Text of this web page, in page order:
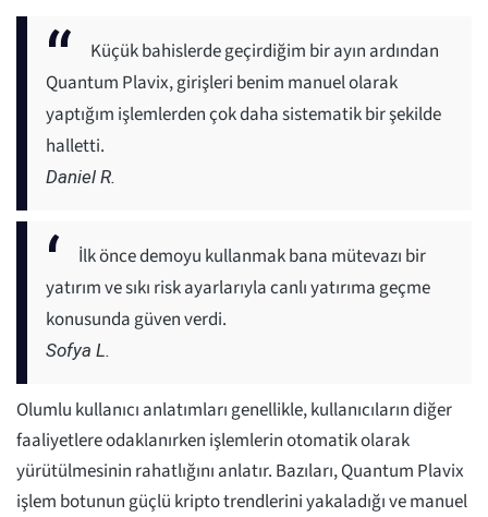
Küçük bahislerde geçirdiğim bir ayın ardından
Quantum Plavix, girişleri benim manuel olarak
yaptığım işlemlerden çok daha sistematik bir şekilde
halletti.
Daniel R.
İlk önce demoyu kullanmak bana mütevazı bir
yatırım ve sıkı risk ayarlarıyla canlı yatırıma geçme
konusunda güven verdi.
Sofya L.
Olumlu kullanıcı anlatımları genellikle, kullanıcıların diğer
faaliyetlere odaklanırken işlemlerin otomatik olarak
yürütülmesinin rahatlığını anlatır. Bazıları, Quantum Plavix
işlem botunun güçlü kripto trendlerini yakaladığı ve manuel